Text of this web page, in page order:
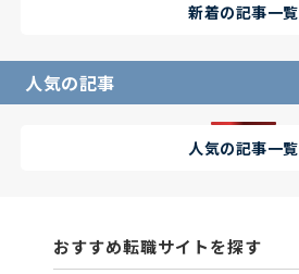
新着の記事一覧
人気の記事
人気の記事一覧
おすすめ転職サイトを探す